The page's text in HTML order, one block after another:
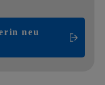
neu